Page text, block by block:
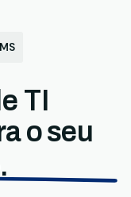
TI
o seu